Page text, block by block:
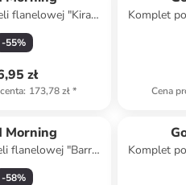
flanelowej "Kiran"
jasnoróżowo-
-55%
zł
: 173,78 zł*
Komplet
Cena
Morning
flanelowej "Barro"
beżowym
-58%
Komplet